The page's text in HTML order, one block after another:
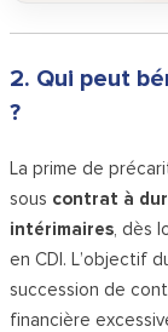
2. Qui peut
?
La prime de
sous contrat à
intérimaires, dès
en CDI. L’objectif
succession de
financière